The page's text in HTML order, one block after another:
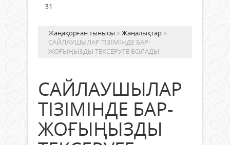
31
Жаңақорған тынысы »Жаңалықтар »
САЙЛАУШЫЛАР ТІЗІМІНДЕ БАР-
ЖОҒЫҢЫЗДЫ ТЕКСЕРУГЕ БОЛАДЫ
САЙЛАУШЫЛАР
ТІЗІМІНДЕ БАР-
ЖОҒЫҢЫЗДЫ